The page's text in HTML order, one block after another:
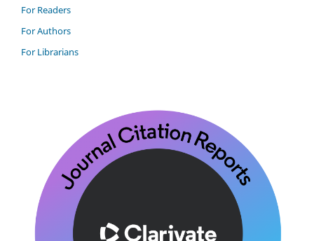
For Readers
For Authors
For Librarians